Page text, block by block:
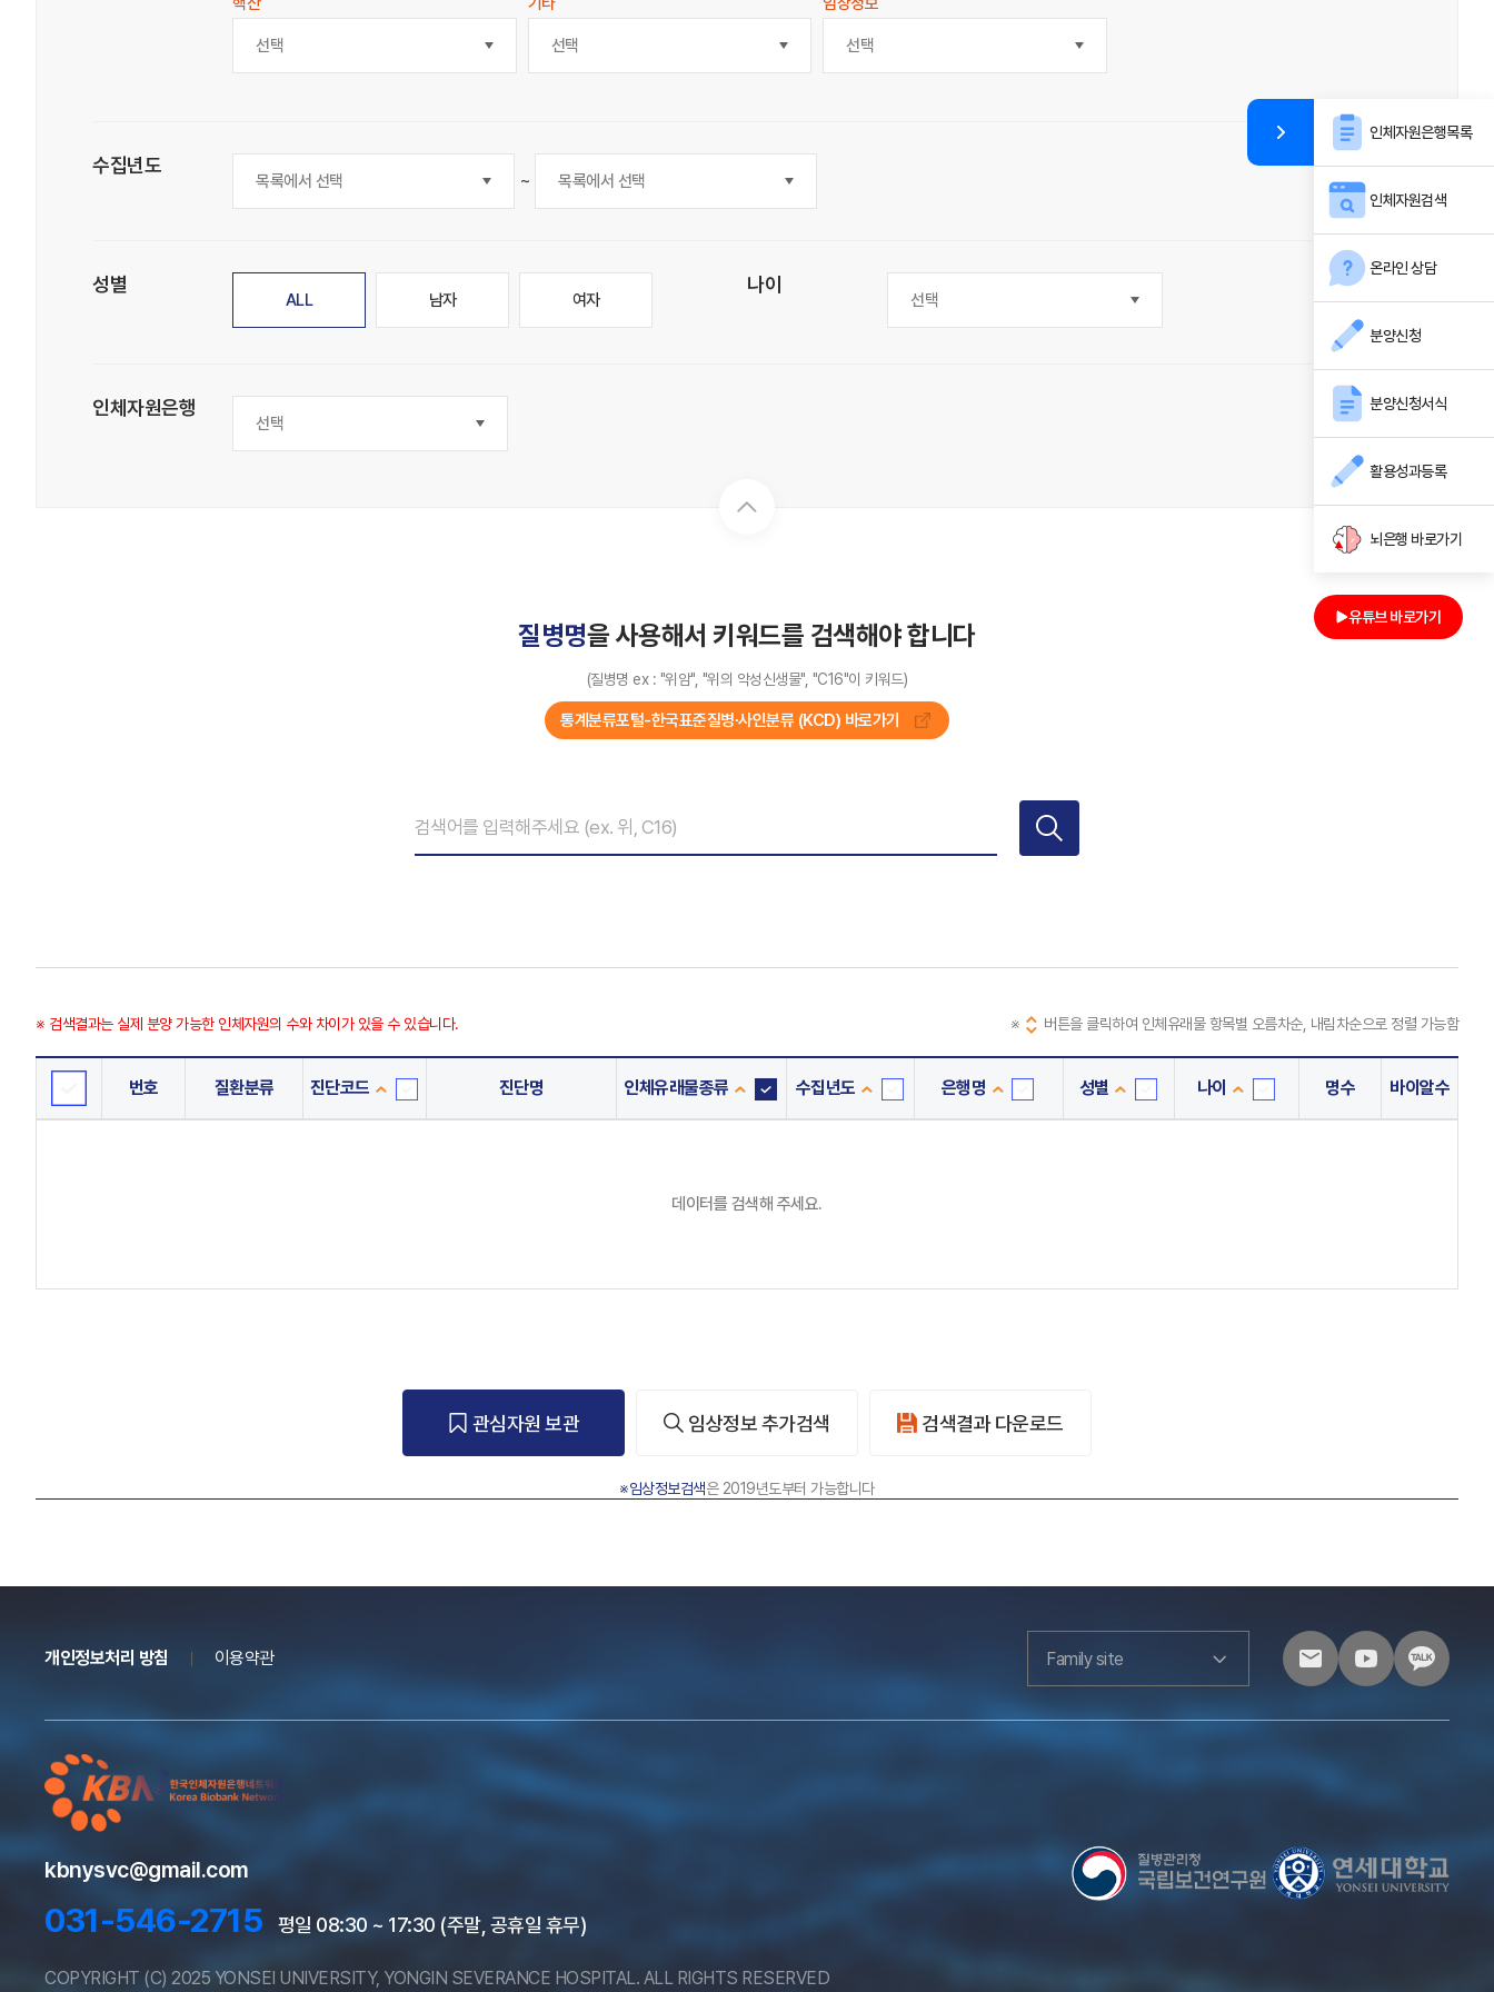
선택 선택 선택
수집년도
~
성별
ALL 남자 여자
나이
선택
인체자원은행
선택
질병명을 사용해서 키워드를 검색해야 합니다
(질병명 ex : "위암", "위의 악성신생물", "C16"이 키워드)
통계분류포털-한국표준질병∙사인분류 (KCD) 바로가기
※ 검색결과는 실제 분양 가능한 인체자원의 수와 차이가 있을 수 있습니다. ※ 버튼을 클릭하여 인체유래물 항목별 오름차순, 내림차순으로 정렬 가능함
번호 질환분류 진단코드
진
단
진단명 인체유래물종류
인
체
물
수집년도
수
집
은행명
단
위
성별
성
별
나이
나
이
명수 바이알수
데이터를 검색해 주세요.
관심자원 보관 임상정보 추가검색 검색결과 다운로드
※임상정보검색은 2019년도부터 가능합니다
개인정보처리 방침 이용약관 Family site
kbnysvc@gmail.com
031-546-2715 평일 08:30 ~ 17:30 (주말, 공휴일 휴무)
COPYRIGHT (C) 2025 YONSEI UNIVERSITY, YONGIN SEVERANCE HOSPITAL. ALL RIGHTS RESERVED
인체자원은행목록
인체자원검색
온라인 상담
분양신청
분양신청서식
활용성과등록
뇌은행 바로가기
유튜브 바로가기